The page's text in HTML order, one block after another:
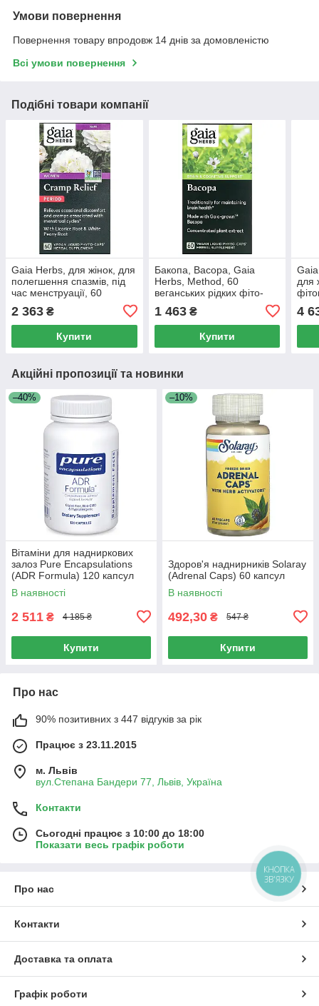
Умови повернення
Повернення товару впродовж 14 днів за домовленістю
Всі умови повернення
Подібні товари компанії
Gaia Herbs, для жінок, для
полегшення спазмів, під
час менструації, 60
фітокапсул
2 363 ₴
Купити
Бакопа, Bacopa, Gaia
Herbs, Method, 60
веганських рідких фіто-
1 463₴
Купити
для
4
Акційні пропозиції та новинки
–40%
Вітаміни для надниркових
залоз Pure Encapsulations
(ADR Formula) 120 капсул
В наявності
2 511 ₴ 4 185 ₴
Купити
–10%
Здоров'я наднирників Solaray
(Adrenal Caps) 60 капсул
В наявності
492,30 ₴ 547 ₴
Купити
Про нас
90% позитивних з 447 відгуків за рік
Працює з 23.11.2015
м. Львів
вул.Степана Бандери 77, Львів, Україна
Контакти
Сьогодні працює з 10:00 до 18:00
Показати весь графік роботи
Про нас
Контакти
Доставка та оплата
Графік роботи
КНОПКА
ЗВ'ЯЗКУ